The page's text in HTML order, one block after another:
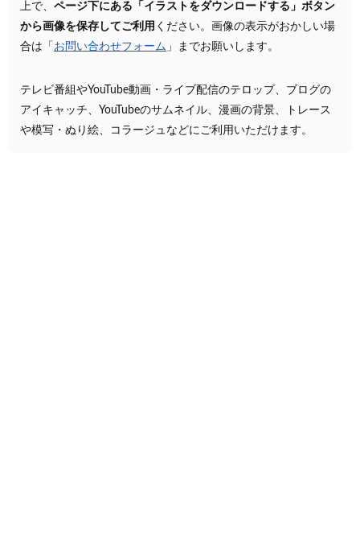
上で、 ページ下にある「イラストをダウンロードする」ボタン
から画像を保存してご利用 ください。画像の表示がおかしい場
合は「 お問い合わせフォーム 」までお願いします。
テレビ番組やYouTube動画・ライブ配信のテロップ、ブログの
アイキャッチ、YouTubeのサムネイル、漫画の背景、トレース
や模写・ぬり絵、コラージュなどにご利用いただけます。